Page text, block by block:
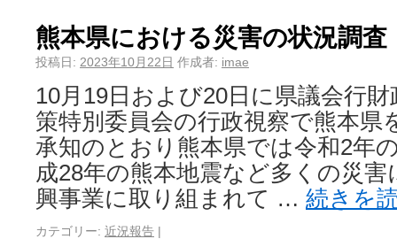
熊本県における災害の状況調査
投稿日: 2023年10月22日 作成者: imae
10月19日および20日に県議会行
策特別委員会の行政視察で熊本県
承知のとおり熊本県では令和2年
成28年の熊本地震など多くの災
興事業に取り組まれて … 続きを
カテゴリー: 近況報告 |